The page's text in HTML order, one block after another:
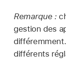
Remarque :
gestion des
différents